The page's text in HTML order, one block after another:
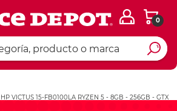
0
VICTUS 15-FB0100LA RYZEN 5 - 8GB - 256GB - GTX
Ingresar Codigo